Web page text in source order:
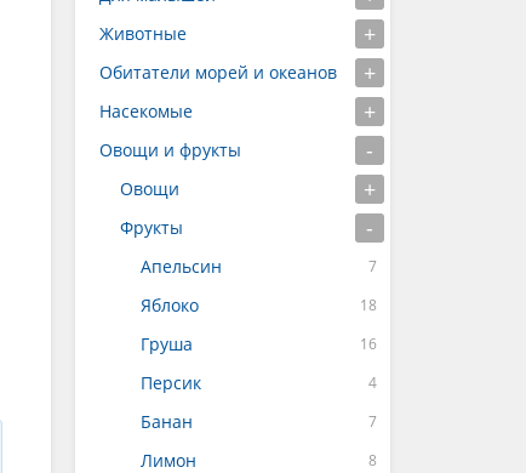
Животные
Обитатели морей и океанов
Насекомые
Овощи и фрукты
Овощи
Фрукты
Апельсин
Яблоко
Груша
Персик
Банан
Лимон